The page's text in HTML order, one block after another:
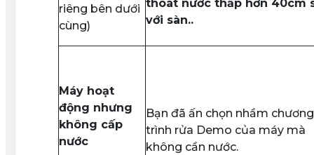
riêng bên dưới
cùng)
thoát nước thấp hơn 40cm
với sàn..
Máy hoạt
động nhưng
không cấp
nước
Bạn đã ấn chọn nhầm chương
trình rửa Demo của máy mà
không cần nước.